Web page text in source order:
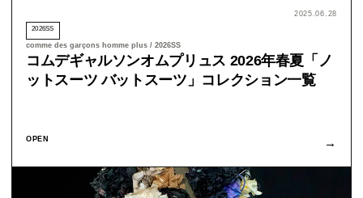
2025.06.28
2026SS
comme des garçons homme plus / 2026SS
コムデギャルソンオムプリュス 2026年春夏「ノ
ットスーツ バットスーツ」コレクション一覧
OPEN →